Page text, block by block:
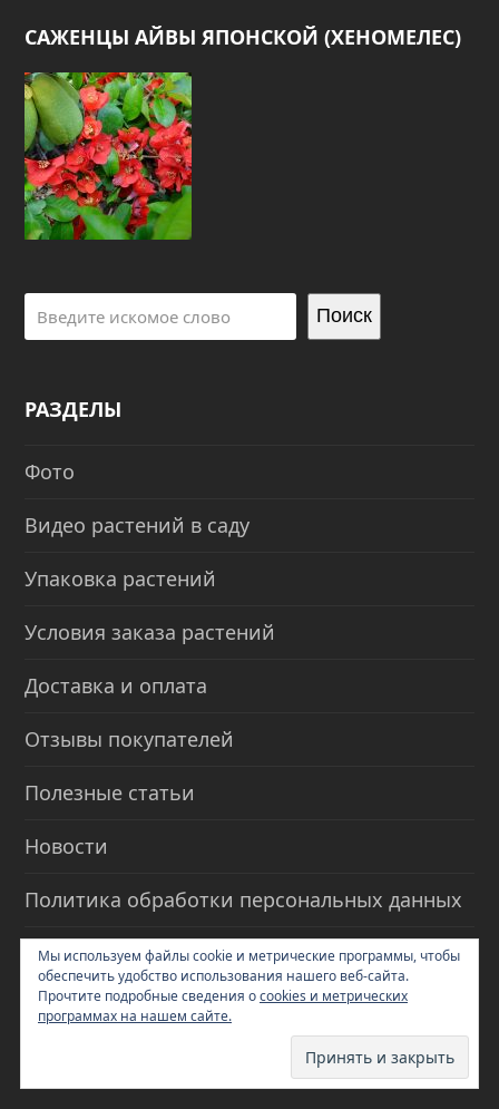
САЖЕНЦЫ АЙВЫ ЯПОНСКОЙ (ХЕНОМЕЛЕС)
Поиск
РАЗДЕЛЫ
Фото
Видео растений в саду
Упаковка растений
Условия заказа растений
Доставка и оплата
Отзывы покупателей
Полезные статьи
Новости
Политика обработки персональных данных
Инструкция по оформлению заказа
Контакты
Мы используем файлы cookie и метрические программы, чтобы
обеспечить удобство использования нашего веб-сайта.
Прочтите подробные сведения оcookies и метрических
программах на нашем сайте.